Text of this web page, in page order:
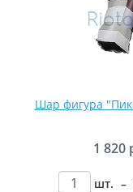
Шар фигура
1 820
шт. –